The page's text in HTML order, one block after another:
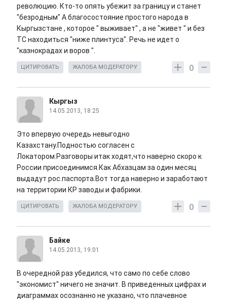
революцию. Кто-то опять убежит за границу и станет
"безродным" А благосостояние простого народа в
Кыргызстане , которое " выживает" , а не "живет " и без
ТС находиться "ниже плинтуса". Речь не идет о
"казнокрадах и воров ".
0
ЦИТИРОВАТЬ ЖАЛОБА МОДЕРАТОРУ
Кыргыз
14.05.2013, 18:25
Это впервую очередь невыгодно
Казахстану.Подностью согласен с
Локатором.Разговоры итак ходят,что наверно скоро к
России присоединимся.Как Абхазцам за один месяц
выдадут рос.паспорта.Вот тогда наверно и заработают
на территории КР заводы и фабрики.
0
ЦИТИРОВАТЬ ЖАЛОБА МОДЕРАТОРУ
Байке
14.05.2013, 19:01
В очередной раз убедился, что само по себе слово
"экономист" ничего не значит. В приведенных цифрах и
диаграммах осознанно не указано, что плачевное